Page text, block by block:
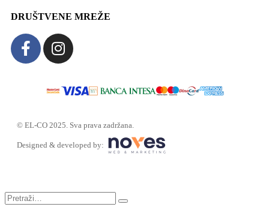
DRUŠTVENE MREŽE
© EL-CO 2025. Sva prava zadržana.
Designed & developed by: